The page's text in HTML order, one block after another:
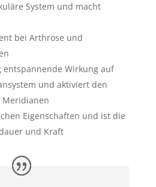
System und macht
bei Arthrose und
entspannende Wirkung auf
und aktiviert den
Meridianen
Eigenschaften und ist die
und Kraft